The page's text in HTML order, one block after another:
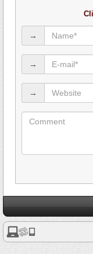
→
→
→